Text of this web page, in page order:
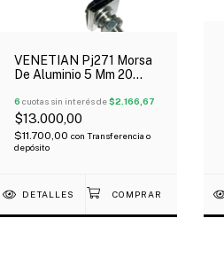
VENETIAN Pj271 Morsa
De Aluminio 5 Mm 20
6 cuotas sin interés de$2.166,67
$13.000,00
$11.700,00 con Transferencia o
depósito
DETALLES